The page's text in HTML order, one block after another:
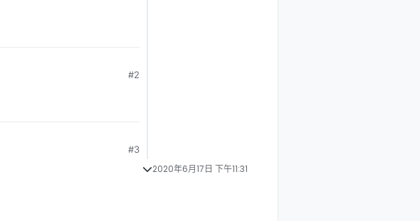
#2
#3
2020年6月17日 下午11:31